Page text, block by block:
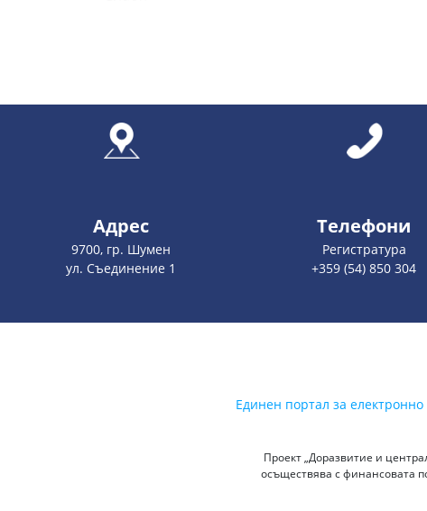
Адрес
9700, гр. Шумен
ул. Съединение 1
Телефони
Регистратура
+359 (54) 850 304
Единен портал за
Проект „Доразвитие и
осъществява с финансовата